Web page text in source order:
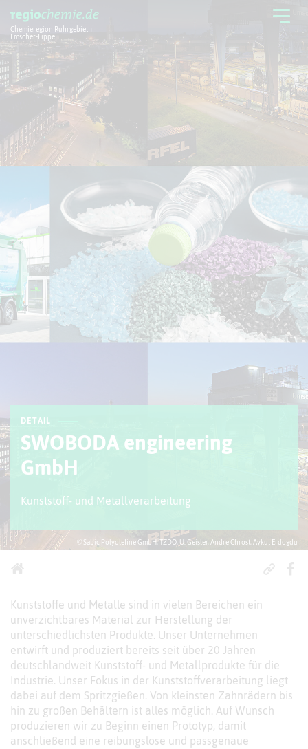
Chemieregion Ruhrgebiet +
Emscher-Lippe
Chemieregion
Aktuelles + Service
© Sabic Polyolefine GmbH, TZDO, U. Geisler, Andre Chrost, Aykut Erdogdu
DETAIL
SWOBODA engineering
GmbH
Kunststoff- und Metallverarbeitung
Kunststoffe und Metalle sind in vielen Bereichen ein
unverzichtbares Material zur Herstellung der
unterschiedlichsten Produkte. Unser Unternehmen
entwirft und produziert bereits seit über 20 Jahren
deutschlandweit Kunststoff- und Metallprodukte für die
Industrie. Unser Fokus in der Kunststoffverarbeitung liegt
dabei auf dem Spritzgießen. Von kleinsten Zahnrädern bis
hin zu großen Behältern ist alles möglich. Auf Wunsch
produzieren wir zu Beginn einen Prototyp, damit
anschließend eine reibungslose und passgenaue